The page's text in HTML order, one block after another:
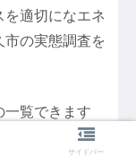
適切になエネ
の実態調査を
一覧できます
いまたお弁当
サイドバー